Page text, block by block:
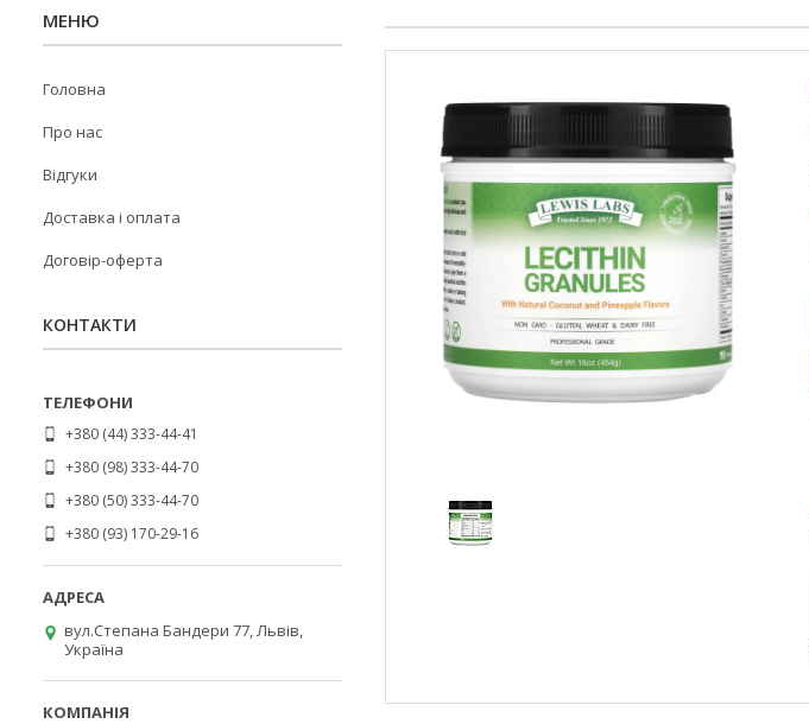
Головна
Про нас
Відгуки
Доставка і оплата
Договір-оферта
КОНТАКТИ
+380 (44) 333-44-41
+380 (98) 333-44-70
+380 (50) 333-44-70
+380 (93) 170-29-16
вул.Степана Бандери 77, Львів,
Україна